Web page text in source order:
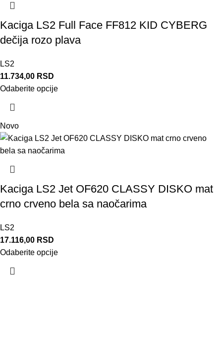
Kaciga LS2 Full Face FF812 KID CYBERG
dečija rozo plava
LS2
11.734,00 RSD
Odaberite opcije
Novo
Kaciga LS2 Jet OF620 CLASSY DISKO mat
crno crveno bela sa naočarima
LS2
17.116,00 RSD
Odaberite opcije